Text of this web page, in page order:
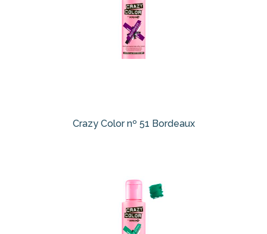
Crazy Color nº 51 Bordeaux